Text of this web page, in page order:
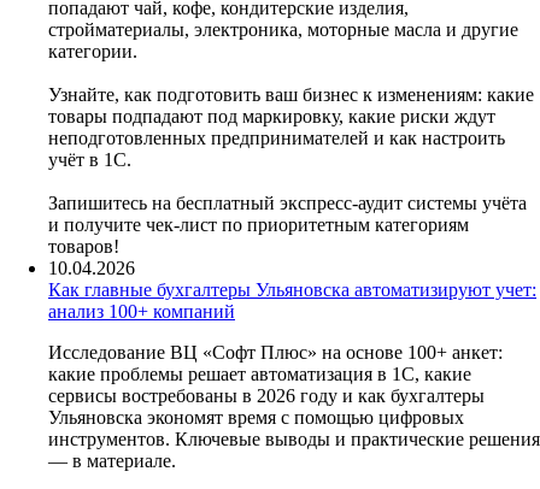
попадают чай, кофе, кондитерские изделия,
стройматериалы, электроника, моторные масла и другие
категории.
Узнайте, как подготовить ваш бизнес к изменениям: какие
товары подпадают под маркировку, какие риски ждут
неподготовленных предпринимателей и как настроить
учёт в 1С.
Запишитесь на бесплатный экспресс-аудит системы учёта
и получите чек-лист по приоритетным категориям
товаров!
10.04.2026
Как главные бухгалтеры Ульяновска автоматизируют учет:
анализ 100+ компаний
Исследование ВЦ «Софт Плюс» на основе 100+ анкет:
какие проблемы решает автоматизация в 1С, какие
сервисы востребованы в 2026 году и как бухгалтеры
Ульяновска экономят время с помощью цифровых
инструментов. Ключевые выводы и практические решения
— в материале.